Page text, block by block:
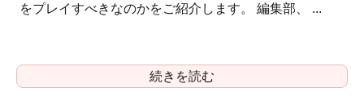
をプレイすべきなのかをご紹介します。 編集部、 ...
続きを読む